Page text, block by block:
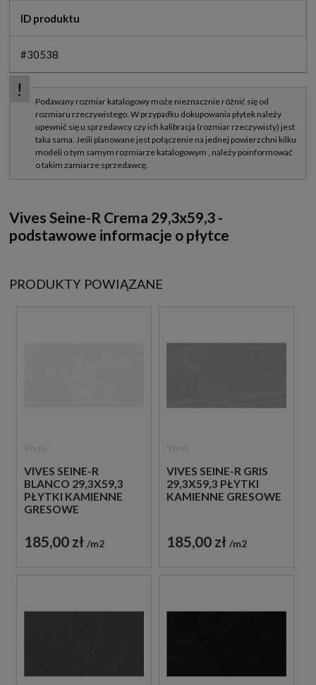
ID produktu
#30538
Vives Seine-R Crema 29,3x59,3 -
podstawowe informacje o płytce
PRODUKTY POWIĄZANE
VIVES SEINE-R
BLANCO 29,3X59,3
PŁYTKI KAMIENNE
GRESOWE
185,00 zł m2
VIVES SEINE-R GRIS
29,3X59,3 PŁYTKI
KAMIENNE GRESOWE
185,00 zł m2